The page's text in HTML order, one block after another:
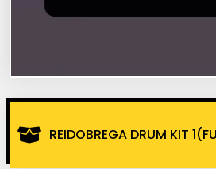
REIDOBREGA DRUM KIT